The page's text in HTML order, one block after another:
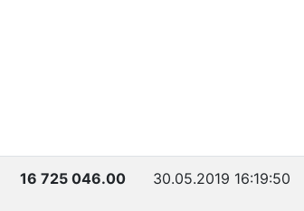
16 725 046.00 30.05.2019 16:19:50